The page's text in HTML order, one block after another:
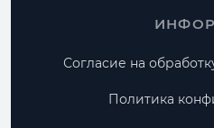
Согласие на
Политика